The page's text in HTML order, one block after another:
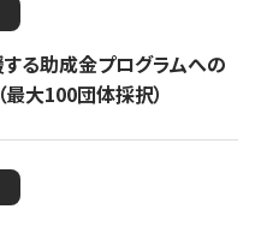
る助成金プログラムへの
大100団体採択）